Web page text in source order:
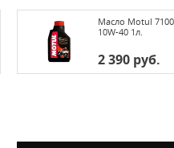
Масло Motul
10W-40 1л.
2 390 руб.